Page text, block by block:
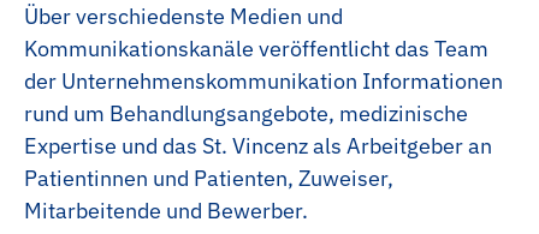
Innerbetriebliche Fortbildungen
Kaufleute für Büromanagement
Elektronikerin |Elektroniker
Anlagenmechanikerin | Anlagenmechaniker
Fachinformatikerin | Fachinformatiker
Fachlageristin | Fachlagerist
Über verschiedenste Medien und
Kommunikationskanäle veröffentlicht das Team
der Unternehmenskommunikation Informationen
rund um Behandlungsangebote, medizinische
Expertise und das St. Vincenz als Arbeitgeber an
Patientinnen und Patienten, Zuweiser,
Mitarbeitende und Bewerber.